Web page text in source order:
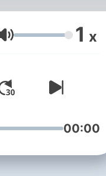
Volume 1 x
00:00